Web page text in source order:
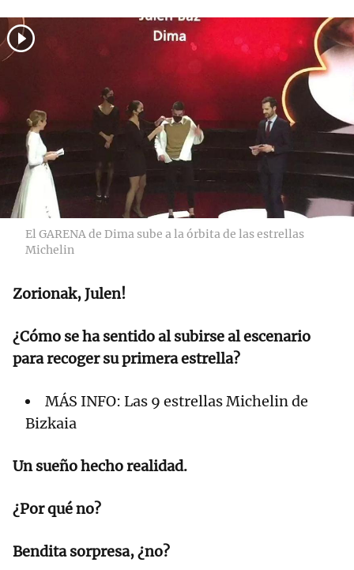
El GARENA de Dima sube a la órbita de las estrellas
Michelin
Zorionak, Julen!
¿Cómo se ha sentido al subirse al escenario
para recoger su primera estrella?
MÁS INFO: Las 9 estrellas Michelin de
Bizkaia
Un sueño hecho realidad.
¿Por qué no?
Bendita sorpresa, ¿no?